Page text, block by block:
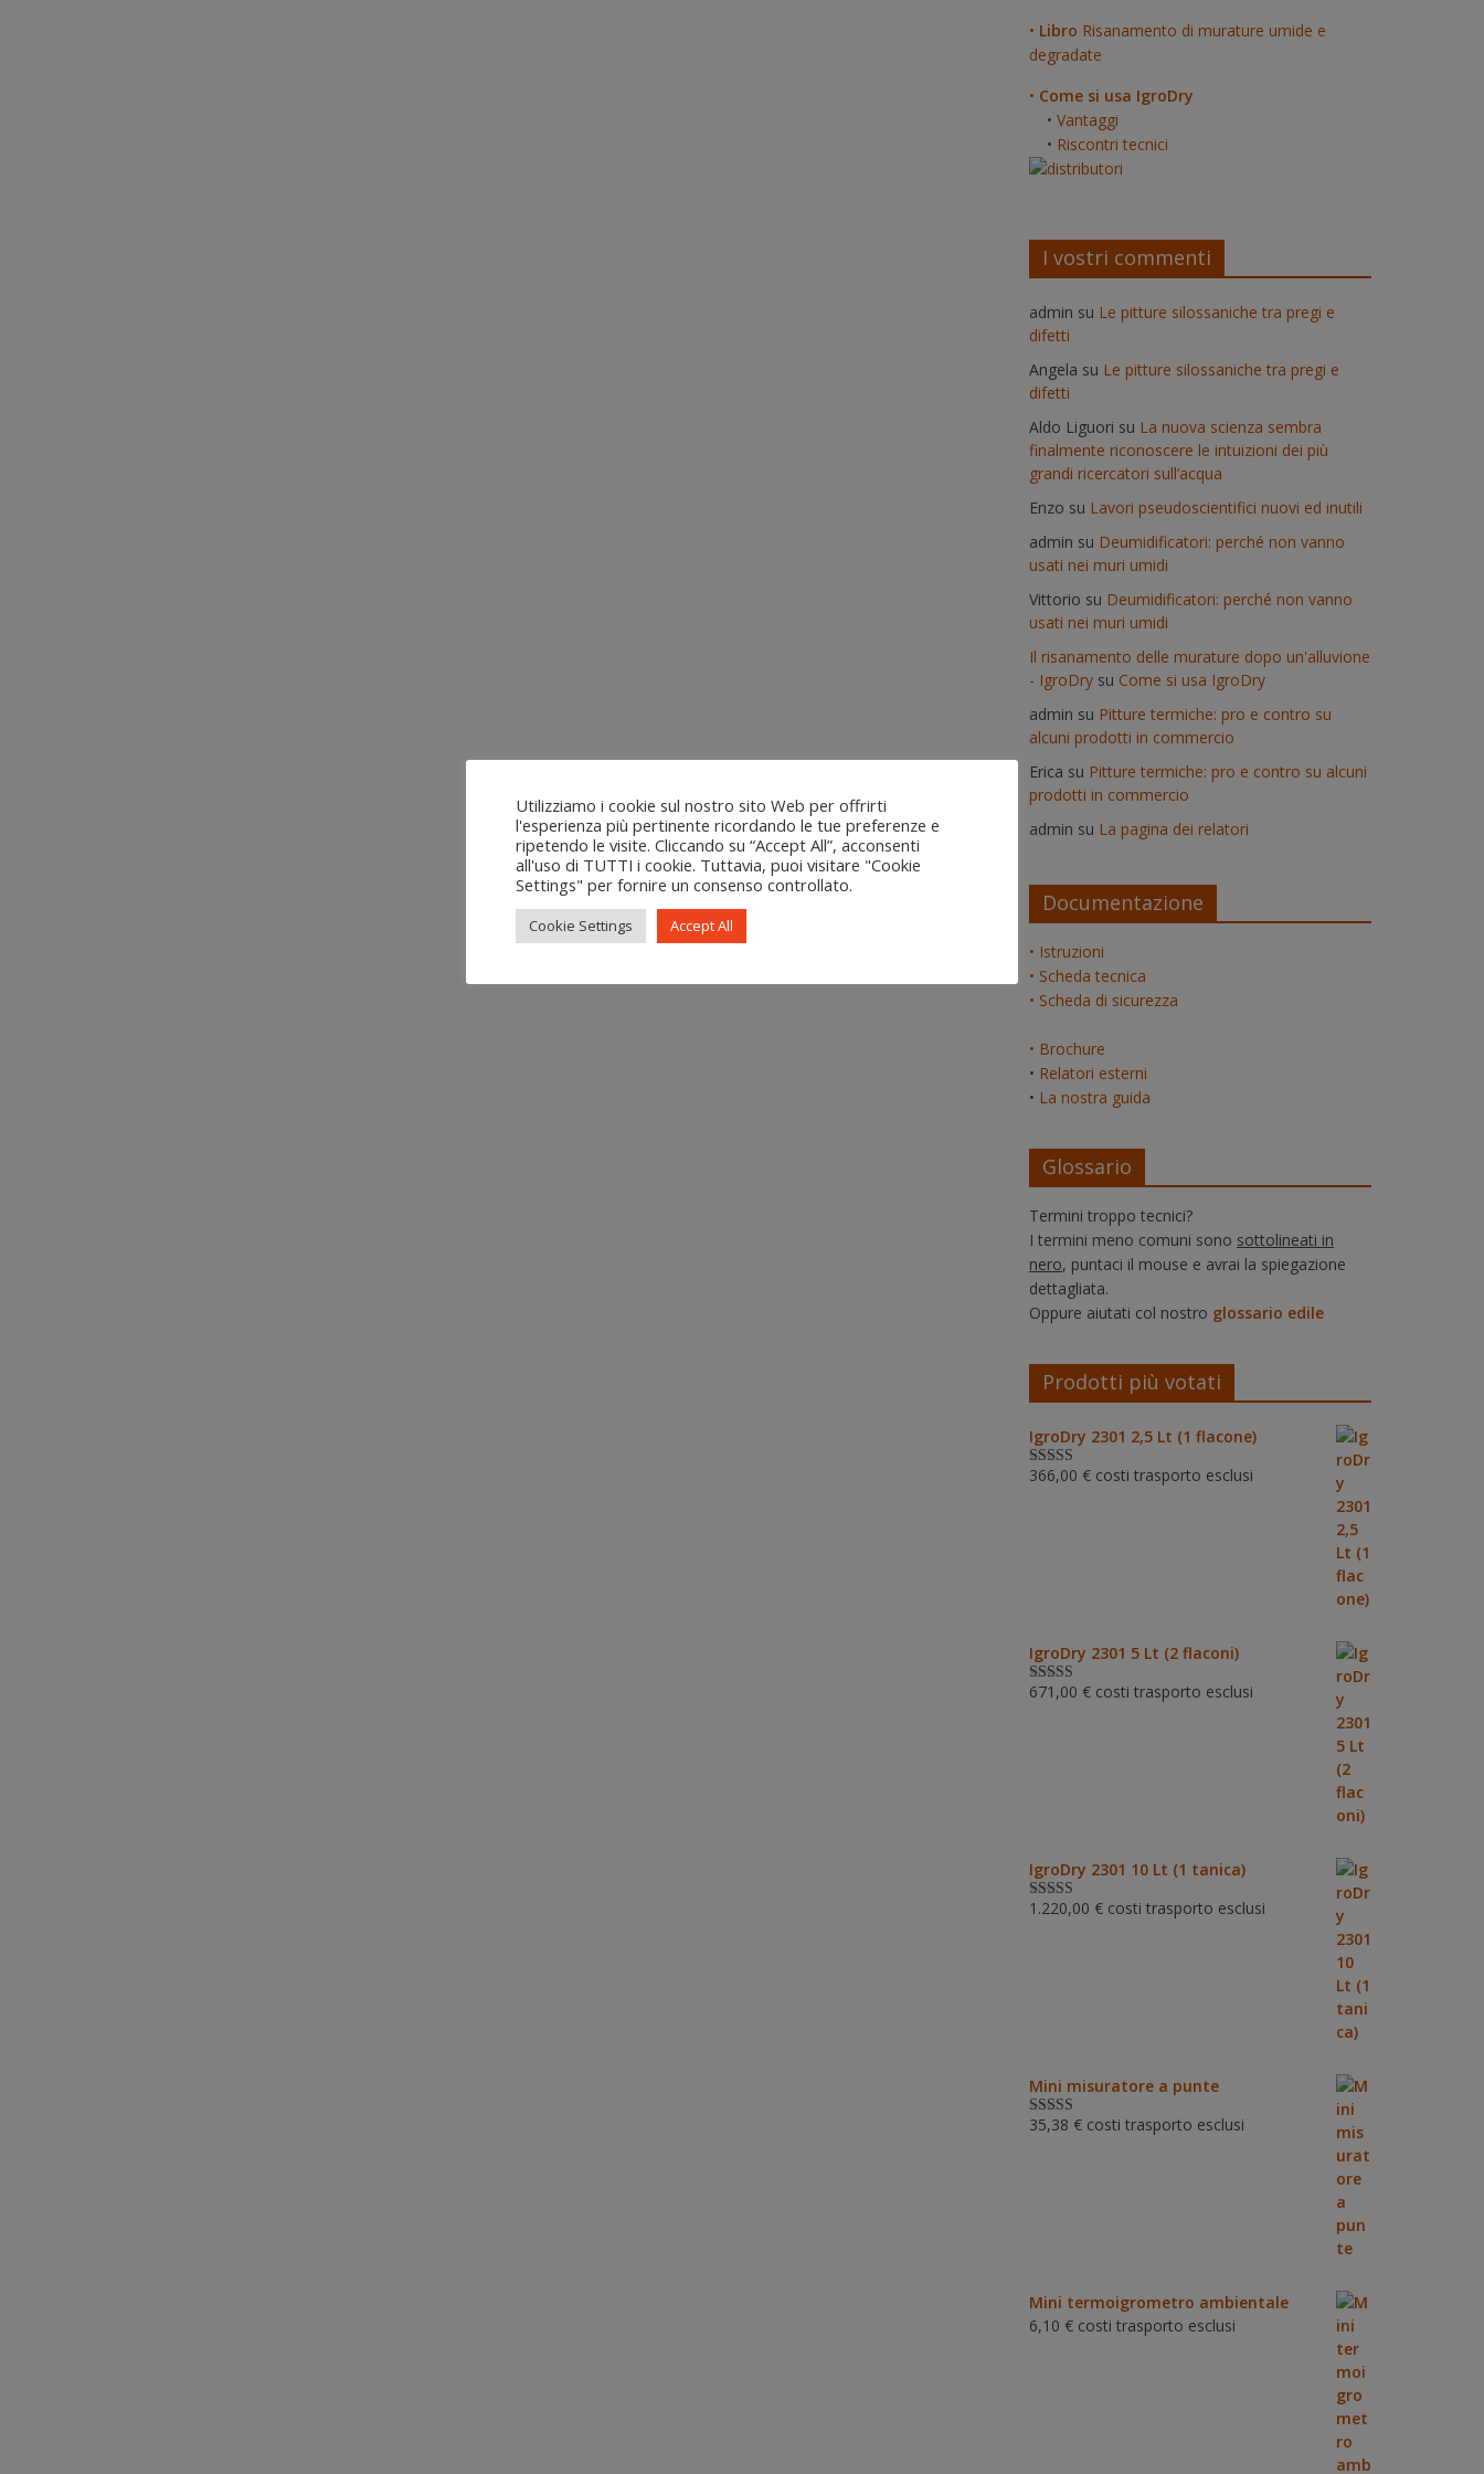
• Libro Risanamento di murature umide e
degradate
• Come si usa IgroDry
• Vantaggi
• Riscontri tecnici
I vostri commenti
admin su Le pitture silossaniche tra pregi e
difetti
Angela su Le pitture silossaniche tra pregi e
difetti
Aldo Liguori su La nuova scienza sembra
finalmente riconoscere le intuizioni dei più
grandi ricercatori sull’acqua
Enzo su Lavori pseudoscientifici nuovi ed inutili
admin su Deumidificatori: perché non vanno
usati nei muri umidi
Vittorio su Deumidificatori: perché non vanno
usati nei muri umidi
Il risanamento delle murature dopo un'alluvione
- IgroDry su Come si usa IgroDry
admin su Pitture termiche: pro e contro su
alcuni prodotti in commercio
Erica su Pitture termiche: pro e contro su alcuni
prodotti in commercio
admin su La pagina dei relatori
Documentazione
• Istruzioni
• Scheda tecnica
• Scheda di sicurezza
• Brochure
• Relatori esterni
• La nostra guida
Glossario
Termini troppo tecnici?
I termini meno comuni sono sottolineati in
nero, puntaci il mouse e avrai la spiegazione
dettagliata.
Oppure aiutati col nostro glossario edile
Prodotti più votati
IgroDry 2301 2,5 Lt (1 flacone)
Valutato5.00
366,00 € costi trasporto esclusi
IgroDry 2301 5 Lt (2 flaconi)
Valutato5.00
671,00 € costi trasporto esclusi
IgroDry 2301 10 Lt (1 tanica)
Valutato5.00
1.220,00 € costi trasporto esclusi
Mini misuratore a punte
Valutat
35,38 € costi trasporto esclusi
Mini termoigrometro ambientale
6,10 € costi trasporto esclusi
Utilizziamo i cookie sul nostro sito Web per offrirti
l'esperienza più pertinente ricordando le tue preferenze e
ripetendo le visite. Cliccando su “Accept All”, acconsenti
all'uso di TUTTI i cookie. Tuttavia, puoi visitare "Cookie
Settings" per fornire un consenso controllato.
Cookie Settings Accept All